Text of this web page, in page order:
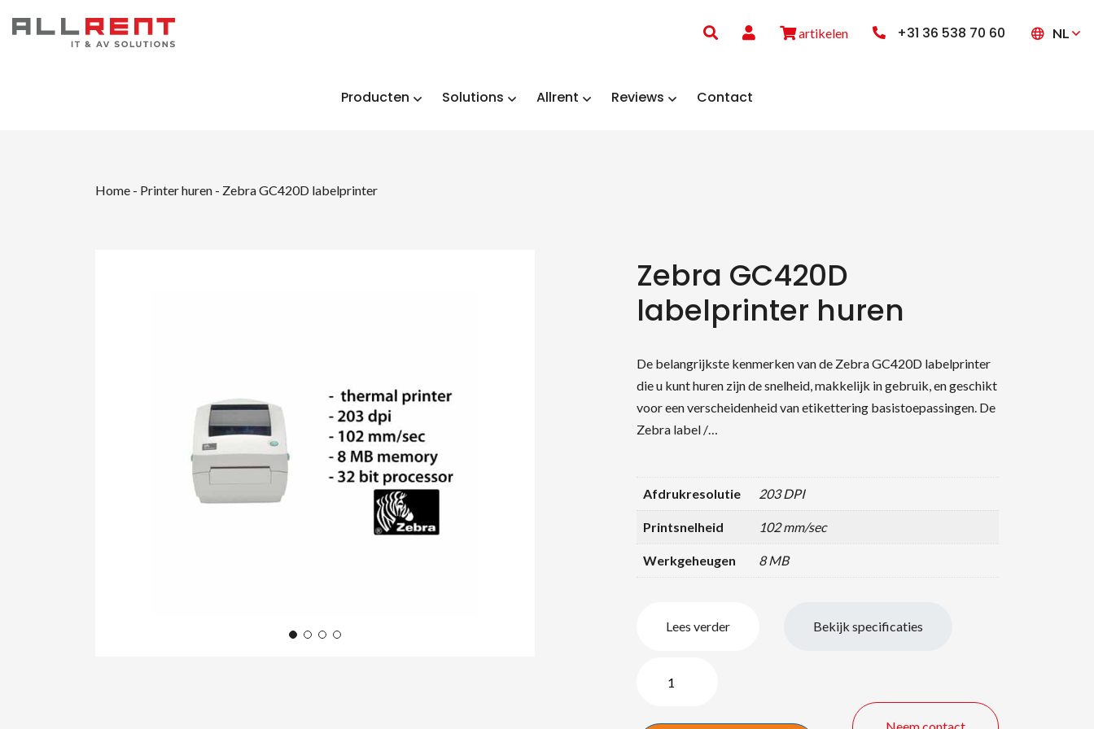
artikelen +31 36 538 70 60 NL
Producten Solutions Allrent Reviews Contact
Home - Printer huren - Zebra GC420D labelprinter
Zebra GC420D
labelprinter huren
De belangrijkste kenmerken van de Zebra GC420D labelprinter
die u kunt huren zijn de snelheid, makkelijk in gebruik, en geschikt
voor een verscheidenheid van etikettering basistoepassingen. De
Zebra label /…
Afdrukresolutie 203 DPI
Printsnelheid 102 mm/sec
Werkgeheugen 8 MB
Lees verder Bekijk specificaties
GC420D